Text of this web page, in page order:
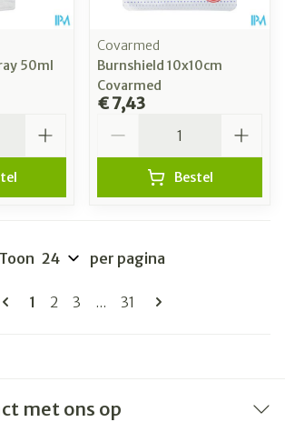
50ml
Covarmed
Burnshield 10x10cm
Covarmed
€ 7,43
Bestel
Pagina's
U lees momenteel pagina
1 Pagina
2 Pagina
3 ... Pagina
31
Toon per pagina
met ons op